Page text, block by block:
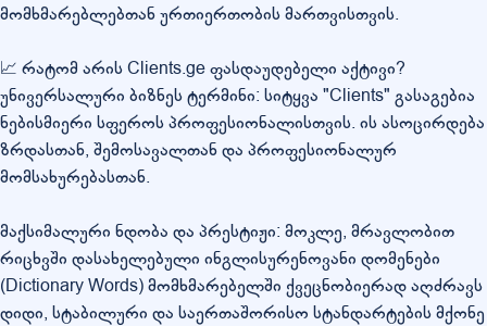
მომხმარებლებთან ურთიერთობის მართვისთვის.
📈 რატომ არის Clients.ge ფასდაუდებელი აქტივი?
უნივერსალური ბიზნეს ტერმინი: სიტყვა "Clients" გასაგებია
ნებისმიერი სფეროს პროფესიონალისთვის. ის ასოცირდება
ზრდასთან, შემოსავალთან და პროფესიონალურ
მომსახურებასთან.
მაქსიმალური ნდობა და პრესტიჟი: მოკლე, მრავლობით
რიცხვში დასახელებული ინგლისურენოვანი დომენები
(Dictionary Words) მომხმარებელში ქვეცნობიერად აღძრავს
დიდი, სტაბილური და საერთაშორისო სტანდარტების მქონე